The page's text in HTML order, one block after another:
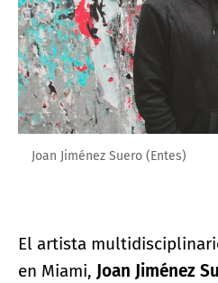
Joan Jiménez Suero (Entes)
El artista
en Miami, Joan Jiménez